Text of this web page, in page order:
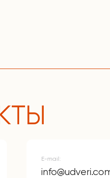
E-mail: